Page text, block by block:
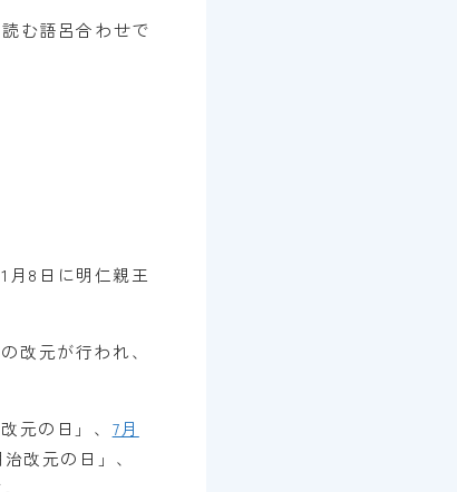
む語呂合わせで
月8日に明仁親王
改元が行われ、
元の日」、 7月
改元の日」、